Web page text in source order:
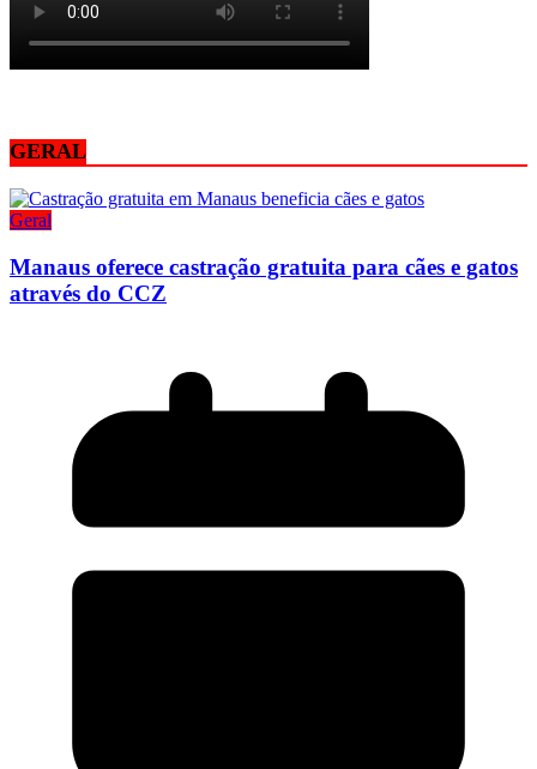
GERAL
Geral
Manaus oferece castração gratuita para cães e gatos
através do CCZ